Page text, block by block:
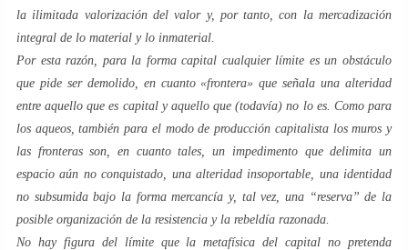
la ilimitada valorización del valory, por tanto, con lamercadización
integral de lo material y lo inmaterial.
Por esta razón, para la forma capital cualquier límite es un obstáculo
que pide ser demolido, en cuanto «frontera» que señala una alteridad
entre aquello quees capitaly aquello que (todavía)no lo es. Como para
los aqueos, también para el modo de producción capitalista los muros y
las fronteras son, en cuanto tales, un impedimento que delimita un
espacio aún no conquistado, una alteridad insoportable, una identidad
no subsumida bajo la forma mercancía y, tal vez, una “reserva” de la
posible organización de la resistencia y la rebeldía razonada.
No hay figura del límite que la metafísica del capital no pretenda